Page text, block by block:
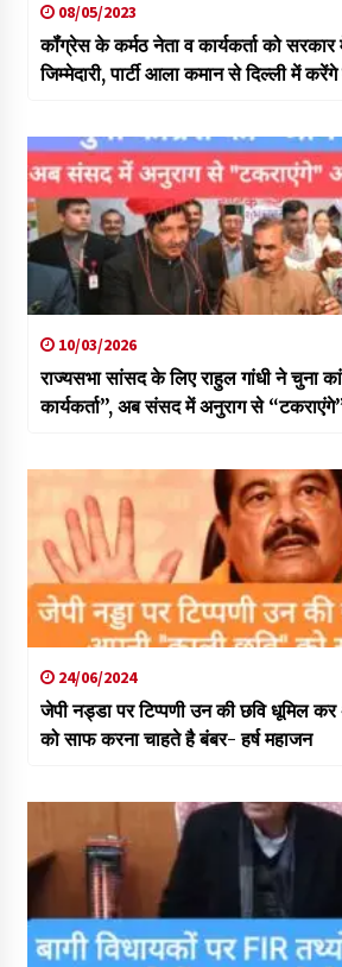
08/05/2023
कॉंग्रेस के कर्मठ नेता व कार्यकर्ता को
जिम्मेदारी, पार्टी आला कमान से दिल्ली में
10/03/2026
राज्यसभा सांसद के लिए राहुल गांधी ने चुना
कार्यकर्ता”, अब संसद में अनुराग से
24/06/2024
जेपी नड्डा पर टिप्पणी उन की छवि धूमिल
को साफ करना चाहते है बंबर- हर्ष महाजन